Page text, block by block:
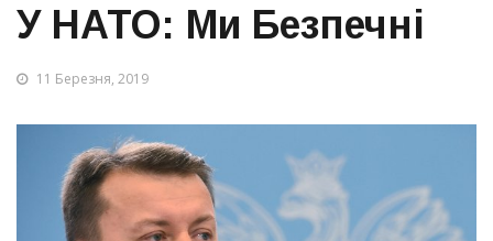
У НАТО: Ми Безпечні
11 Березня, 2019